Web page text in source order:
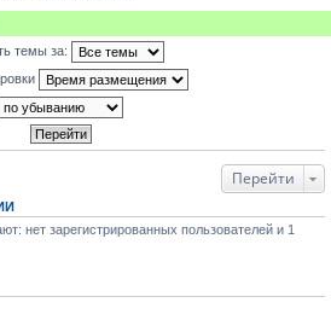
темы за:
Перейти
нет зарегистрированных пользователей и 1